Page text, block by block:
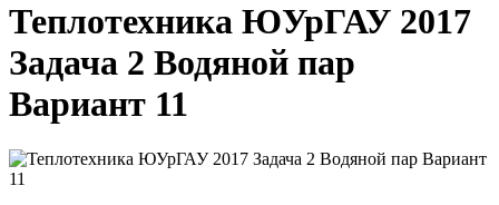
Теплотехника ЮУрГАУ 2017
Задача 2 Водяной пар
Вариант 11